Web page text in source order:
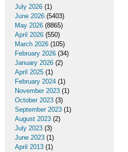
July 2026 (1)
June 2026 (5403)
May 2026 (8865)
April 2026 (550)
March 2026 (105)
February 2026 (34)
January 2026 (2)
April 2025 (1)
February 2024 (1)
November 2023 (1)
October 2023 (3)
September 2023 (1)
August 2023 (2)
July 2023 (3)
June 2023 (1)
April 2013 (1)